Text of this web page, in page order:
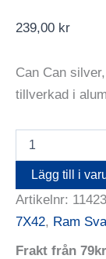
239,00 kr
Can Can
tillverkad i
Can-
Can
Aluminium
Black
29,7X42
mängd
Lägg till i
Artikelnr:
7X42, Ram
Frakt från